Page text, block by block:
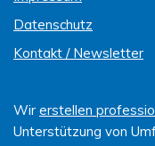
Datenschutz
Kontakt / Newsletter
Wir erstellen
Unterstützung von